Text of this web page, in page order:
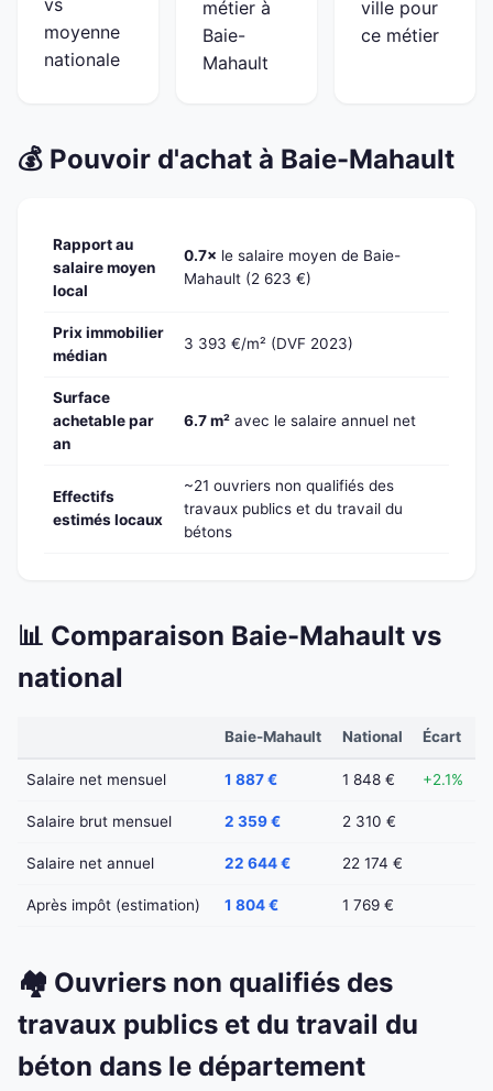
moyenne
nationale
métier à
Baie-
Mahault
ville pour
ce métier
💰 Pouvoir d'achat à Baie-Mahault
Rapport au
salaire moyen
local
0.7× le salaire moyen de Baie-
Mahault (2 623 €)
Prix immobilier
médian
3 393 €/m² (DVF 2023)
Surface
achetable par
an
6.7 m² avec le salaire annuel net
Effectifs
estimés locaux
~21 ouvriers non qualifiés des
travaux publics et du travail du
bétons
📊 Comparaison Baie-Mahault vs
national
Baie-Mahault National Écart
Salaire net mensuel 1 887 € 1 848 € +2.1%
Salaire brut mensuel 2 359 € 2 310 €
Salaire net annuel 22 644 € 22 174 €
Après impôt (estimation) 1 804 € 1 769 €
🏘️ Ouvriers non qualifiés des
travaux publics et du travail du
béton dans le département